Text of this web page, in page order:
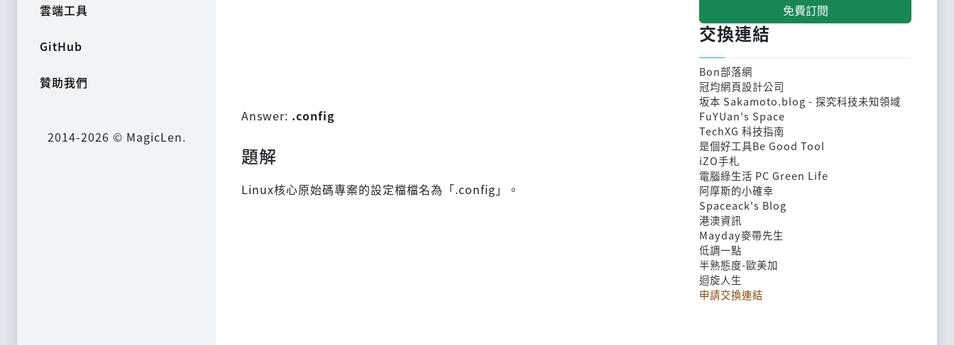
雲端工具
GitHub
贊助我們
2014-2026 © MagicLen.
Answer: .config
題解
Linux核心原始碼專案的設定檔檔名為「.config」。
免費訂閱
交換連結
Bon部落網
冠均網頁設計公司
坂本 Sakamoto.blog - 探究科技未知領域
FuYUan's Space
TechXG 科技指南
是個好工具Be Good Tool
iZO手札
電腦綠生活 PC Green Life
阿摩斯的小確幸
Spaceack's Blog
港澳資訊
Mayday麥帶先生
低調一點
半熟態度-歐美加
迴旋人生
申請交換連結